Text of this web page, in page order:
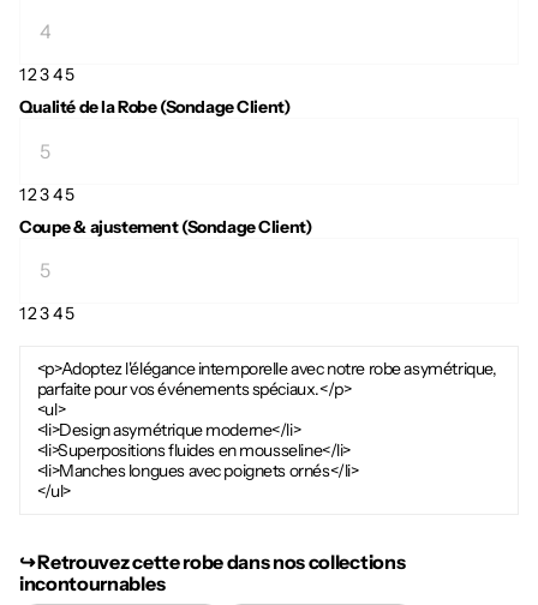
12345
Qualité de la Robe (Sondage Client)
12345
Coupe & ajustement (Sondage Client)
12345
<p>Adoptez l'élégance intemporelle avec notre robe asymétrique,
parfaite pour vos événements spéciaux.</p>
<ul>
<li>Design asymétrique moderne</li>
<li>Superpositions fluides en mousseline</li>
<li>Manches longues avec poignets ornés</li>
</ul>
↪︎ Retrouvez cette robe dans nos collections
incontournables